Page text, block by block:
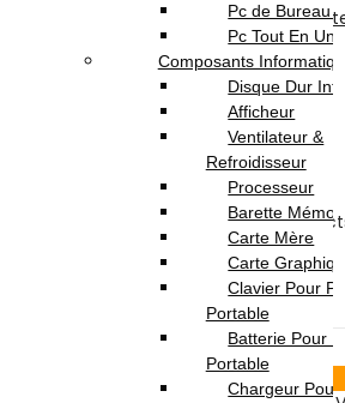
BoutiqueTéléphonie &
Divers Pour Téléphones
Divers Pour Téléphones
(Showing 1 – 12 products of 57
List View
Pc de Bureau
Pc Tout En Un
Composants Informatique
Disque Dur
Afficheur
Ventilateur &
Refroidisseur
Processeur
Barette
Carte Mère
Carte Graphique
Clavier Pour Pc
Portable
Batterie Pour Pc
Portable
Chargeur Pour